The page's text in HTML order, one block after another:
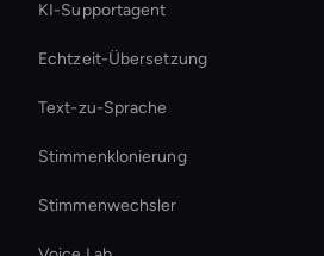
KI-Supportagent
Echtzeit-Übersetzung
Text-zu-Sprache
Stimmenklonierung
Stimmenwechsler